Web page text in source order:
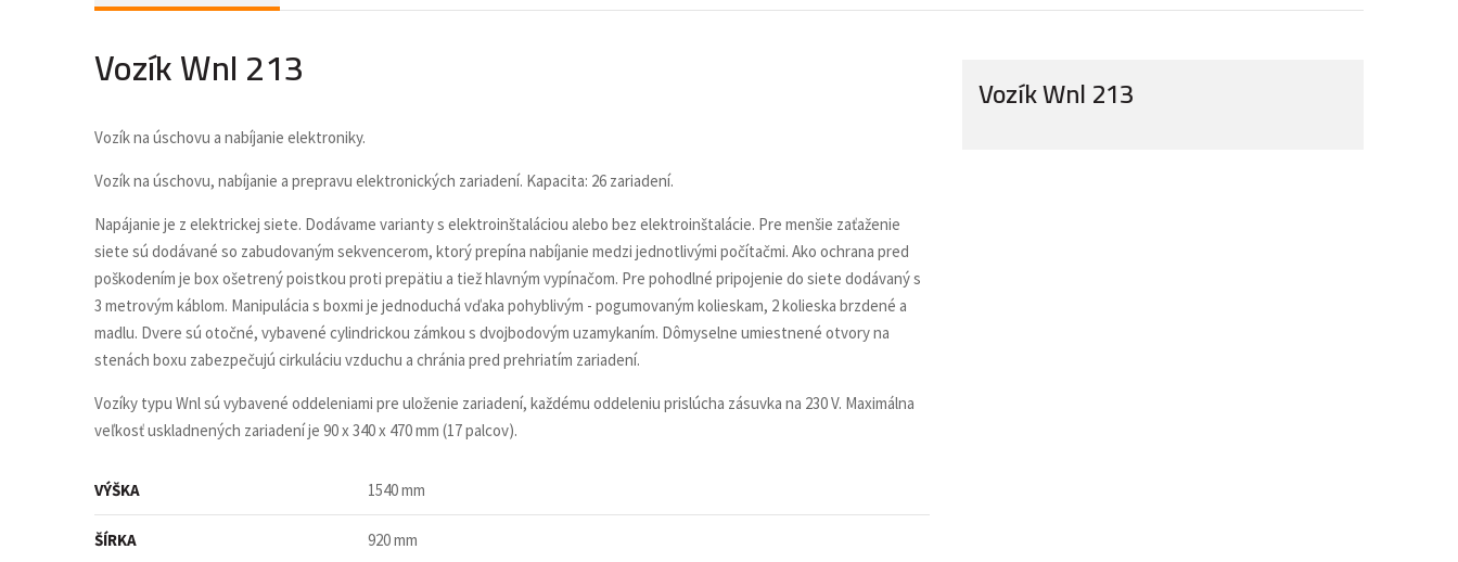
Vozík Wnl 213
Vozík na úschovu a nabíjanie elektroniky.
Vozík na úschovu, nabíjanie a prepravu elektronických zariadení. Kapacita: 26 zariadení.
Napájanie je z elektrickej siete. Dodávame varianty s elektroinštaláciou alebo bez elektroinštalácie. Pre menšie zaťaženie
siete sú dodávané so zabudovaným sekvencerom, ktorý prepína nabíjanie medzi jednotlivými počítačmi. Ako ochrana pred
poškodením je box ošetrený poistkou proti prepätiu a tiež hlavným vypínačom. Pre pohodlné pripojenie do siete dodávaný s
3 metrovým káblom. Manipulácia s boxmi je jednoduchá vďaka pohyblivým - pogumovaným kolieskam, 2 kolieska brzdené a
madlu. Dvere sú otočné, vybavené cylindrickou zámkou s dvojbodovým uzamykaním. Dômyselne umiestnené otvory na
stenách boxu zabezpečujú cirkuláciu vzduchu a chránia pred prehriatím zariadení.
Vozíky typu Wnl sú vybavené oddeleniami pre uloženie zariadení, každému oddeleniu prislúcha zásuvka na 230 V. Maximálna
veľkosť uskladnených zariadení je 90 x 340 x 470 mm (17 palcov).
VÝŠKA 1540 mm
ŠÍRKA 920 mm
Vozík Wnl 213